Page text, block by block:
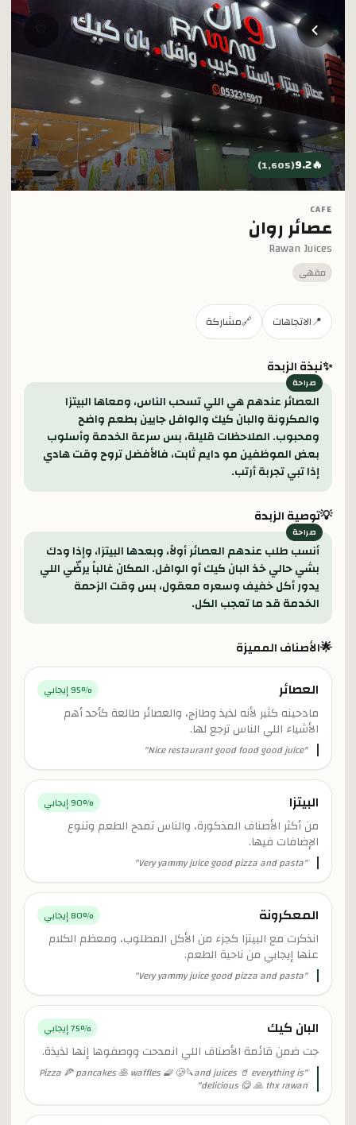
تخطي إلى المحتوى الرئيسي
🔥
9.2
(
1,605
)
CAFE
عصائر روان
Rawan Juices
مقهى
📍الاتجاهات 🔗مشاركة
✨نبذة الزبدة
العصائر عندهم هي اللي تسحب الناس، ومعاها البيتزا
والمكرونة والبان كيك والوافل جايين بطعم واضح
ومحبوب. الملاحظات قليلة، بس سرعة الخدمة وأسلوب
بعض الموظفين مو دايم ثابت، فالأفضل تروح وقت هادي
إذا تبي تجربة أرتب.
💡توصية الزبدة
أنسب طلب عندهم العصائر أولاً، وبعدها البيتزا، وإذا ودك
بشي حالي خذ البان كيك أو الوافل. المكان غالباً يرضّي اللي
يدور أكل خفيف وسعره معقول، بس وقت الزحمة
الخدمة قد ما تعجب الكل.
🌟الأصناف المميزة
العصائر 95% إيجابي
مادحينه كثير لأنه لذيذ وطازج، والعصائر طالعة كأحد أهم
الأشياء اللي الناس ترجع لها.
"
Nice restaurant good food good juice
"
البيتزا 90% إيجابي
من أكثر الأصناف المذكورة، والناس تمدح الطعم وتنوع
الإضافات فيها.
"
Very yammy juice good pizza and pasta
"
المعكرونة 80% إيجابي
انذكرت مع البيتزا كجزء من الأكل المطلوب، ومعظم الكلام
عنها إيجابي من ناحية الطعم.
"
Very yammy juice good pizza and pasta
"
البان كيك 75% إيجابي
جت ضمن قائمة الأصناف اللي انمدحت ووصفوها إنها لذيذة.
"
Pizza 🍕 pancakes 🥞 waffles 🧇 🥲🔪and juices 🥤 everything is
delicious 😋 🙏 thx rawan
"